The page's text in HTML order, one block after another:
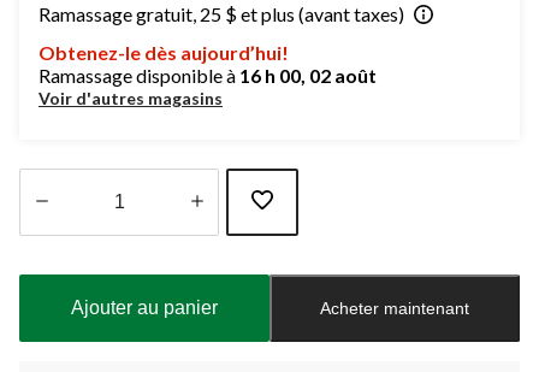
Ramassage gratuit, 25 $ et plus (avant taxes)
Obtenez-le dès aujourd’hui!
Ramassage disponible à 16 h 00, 02 août
Voir d'autres magasins
à
Ajouter au panier Acheter maintenant